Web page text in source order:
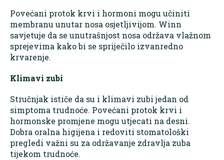
Povećani protok krvi i hormoni mogu učiniti
membranu unutar nosa osjetljivijom. Winn
savjetuje da se unutrašnjost nosa održava vlažnom
sprejevima kako bi se spriječilo izvanredno
krvarenje.
Klimavi zubi
Stručnjak ističe da su i klimavi zubi jedan od
simptoma trudnoće. Povećani protok krvi i
hormonske promjene mogu utjecati na desni.
Dobra oralna higijena i redoviti stomatološki
pregledi važni su za održavanje zdravlja zuba
tijekom trudnoće.